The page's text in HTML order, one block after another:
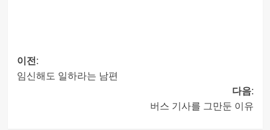
이전:
임신해도 일하라는 남편
다음:
버스 기사를 그만둔 이유